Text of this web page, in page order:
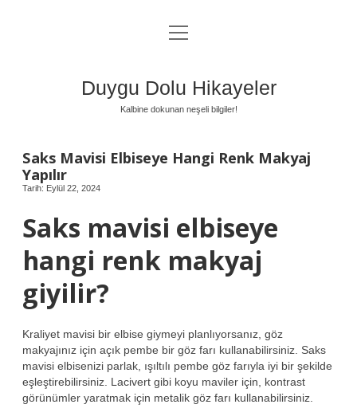
Anasayfa
Yasal Uyarı
menüyü
aç
Duygu Dolu Hikayeler
Kalbine dokunan neşeli bilgiler!
Saks Mavisi Elbiseye Hangi Renk Makyaj
Yapılır
Tarih: Eylül 22, 2024
Saks mavisi elbiseye
hangi renk makyaj
giyilir?
Kraliyet mavisi bir elbise giymeyi planlıyorsanız, göz
makyajınız için açık pembe bir göz farı kullanabilirsiniz. Saks
mavisi elbisenizi parlak, ışıltılı pembe göz farıyla iyi bir şekilde
eşleştirebilirsiniz. Lacivert gibi koyu maviler için, kontrast
görünümler yaratmak için metalik göz farı kullanabilirsiniz.